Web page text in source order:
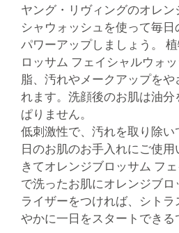
ヤング・リヴィングのオレン
シャウォッシュを使って毎
パワーアップしましょう。
ロッサム フェイシャルウォ
脂、汚れやメークアップをや
れます。洗顔後のお肌は油
ぱりません。
低刺激性で、汚れを取り除
日のお肌のお手入れにご使
きてオレンジブロッサム フ
で洗ったお肌にオレンジブ
ライザーをつければ、シト
やかに一日をスタートできる